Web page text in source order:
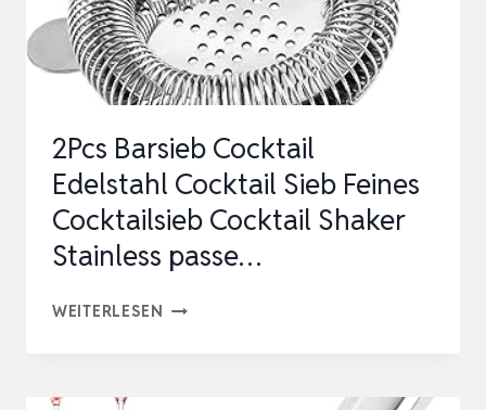
BOSTON
SHAKER
&
GLAS
BA…
2Pcs Barsieb Cocktail
Edelstahl Cocktail Sieb Feines
Cocktailsieb Cocktail Shaker
Stainless passe…
WEITERLESEN 2PCS